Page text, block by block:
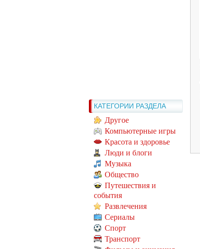
КАТЕГОРИИ РАЗДЕЛА
Другое
Компьютерные игры
Красота и здоровье
Люди и блоги
Музыка
Общество
Путешествия и
события
Развлечения
Сериалы
Спорт
Транспорт